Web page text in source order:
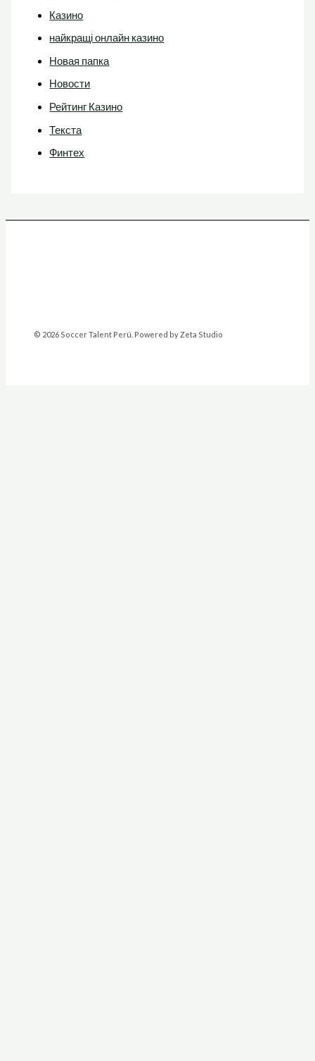
Казино
найкращі онлайн казино
Новая папка
Новости
Рейтинг Казино
Текста
Финтех
© 2026 Soccer Talent Perú. Powered by Zeta Studio